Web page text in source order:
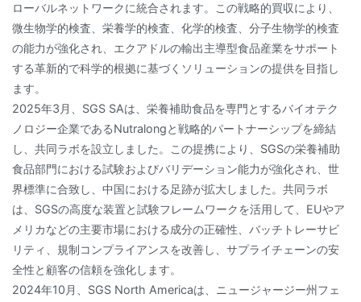
ローバルネットワークに統合されます。この戦略的買収により、
微生物学的検査、栄養学的検査、化学的検査、分子生物学的検査
の能力が強化され、エクアドルの輸出主導型食品産業をサポート
する革新的で科学的根拠に基づくソリューションの提供を目指し
ます。
2025年3月、SGS SAは、栄養補助食品を専門とするバイオテク
ノロジー企業であるNutralongと戦略的パートナーシップを締結
し、共同ラボを設立しました。この提携により、SGSの栄養補助
食品部門における試験およびバリデーション能力が強化され、世
界標準に合致し、中国における足跡が拡大しました。共同ラボ
は、SGSの高度な装置と試験フレームワークを活用して、EUやア
メリカなどの主要市場における成分の正確性、バッチトレーサビ
リティ、規制コンプライアンスを改善し、サプライチェーンの安
全性と顧客の信頼を強化します。
2024年10月、SGS North Americaは、ニュージャージー州フェ